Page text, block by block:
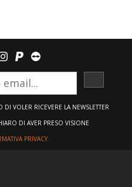
instagram
paypalteamviewer
DI VOLER RICEVERE LA NEWSLETTER
DI AVER PRESO VISIONE
PRIVACY.